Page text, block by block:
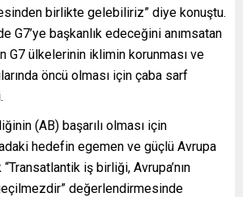
birlikte gelebiliriz” diye konuştu.
G7’ye başkanlık edeceğini anımsatan
G7 ülkelerinin iklimin korunması ve
öncü olması için çaba sarf
(AB) başarılı olması için
hedefin egemen ve güçlü Avrupa
iş birliği, Avrupa’nın
değerlendirmesinde